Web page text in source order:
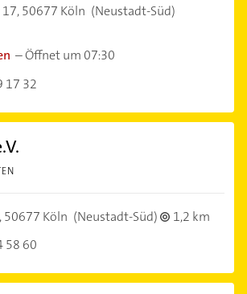
17,50677 Köln (Neustadt-Süd)
–Öffnet um 07:30
17 32
50677 Köln (Neustadt-Süd)
1,2 km
58 60